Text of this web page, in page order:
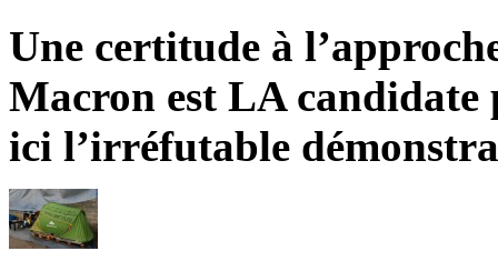
Une certitude à
Macron est LA candidate
ici l’irréfutable